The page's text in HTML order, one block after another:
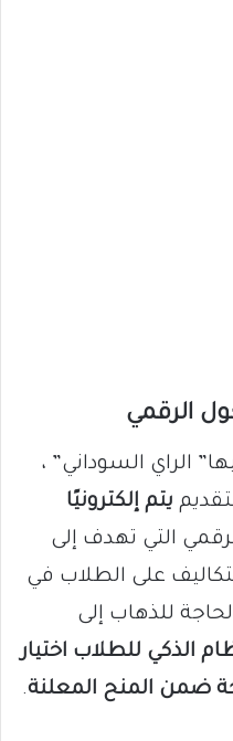
الرقمي
الراي السوداني” ،
يتم إلكترونيًا
التي تهدف إلى
على الطلاب في
للذهاب إلى
الذكي للطلاب اختيار
ضمن المنح المعلنة.